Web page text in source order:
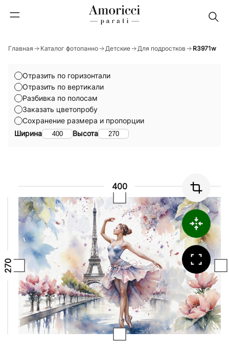
Главная Каталог фотопанно Детские Для подростков R3971w
Ширина Высота
Сохранение размера и пропорции
Отразить по горизонтали
Отразить по вертикали
Разбивка по полосам
Заказать цветопробу